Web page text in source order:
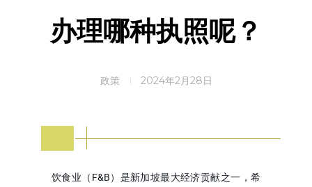
办理哪种执照呢？
2024年2月28日
政策
饮食业（F&B）是新加坡最大经济贡献之一，希